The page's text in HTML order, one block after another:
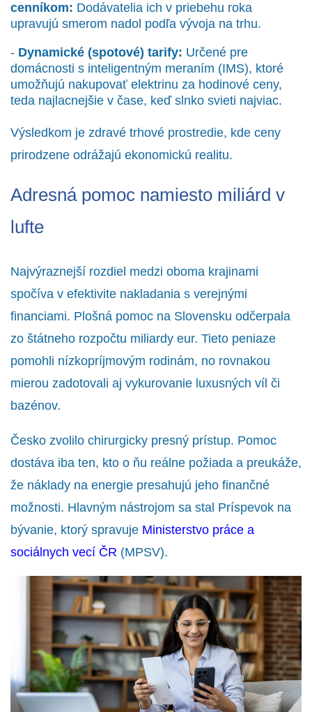
cenníkom: Dodávatelia ich v priebehu roka
upravujú smerom nadol podľa vývoja na trhu.
- Dynamické (spotové) tarify: Určené pre
domácnosti s inteligentným meraním (IMS), ktoré
umožňujú nakupovať elektrinu za hodinové ceny,
teda najlacnejšie v čase, keď slnko svieti najviac.
Výsledkom je zdravé trhové prostredie, kde ceny
prirodzene odrážajú ekonomickú realitu.
Adresná pomoc namiesto miliárd v
lufte
Najvýraznejší rozdiel medzi oboma krajinami
spočíva v efektivite nakladania s verejnými
financiami. Plošná pomoc na Slovensku odčerpala
zo štátneho rozpočtu miliardy eur. Tieto peniaze
pomohli nízkopríjmovým rodinám, no rovnakou
mierou zadotovali aj vykurovanie luxusných víl či
bazénov.
Česko zvolilo chirurgicky presný prístup. Pomoc
dostáva iba ten, kto o ňu reálne požiada a preukáže,
že náklady na energie presahujú jeho finančné
možnosti. Hlavným nástrojom sa stal Príspevok na
bývanie, ktorý spravuje Ministerstvo práce a
sociálnych vecí ČR (MPSV).